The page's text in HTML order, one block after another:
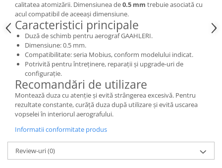
Vallejo Auxiliaries
Vallejo Acrylic Textures
Vopsea la sticluta
Vallejo Liquid Gold
Vallejo Surface Primer
Vallejo Weathering Effects
Vallejo Model Wash
Vallejo Metal Color
AK Interactive
Vopsea Chrome
Creioane Weathering
Auxiliare
calitatea atomizării. Dimensiunea de0.5 mm trebuie asociată cu
acul compatibil de aceeași dimensiune.
Caracteristici principale
Duză de schimb pentru aerograf GAAHLERI.
Dimensiune: 0.5 mm.
Compatibilitate: seria Mobius, conform modelului indicat.
Potrivită pentru întreținere, reparații și upgrade-uri de
configurație.
Recomandări de utilizare
Montează duza cu atenție și evită strângerea excesivă. Pentru
rezultate constante, curăță duza după utilizare și evită uscarea
vopselei în interiorul aerografului.
Informatii conformitate produs
Review-uri(0)